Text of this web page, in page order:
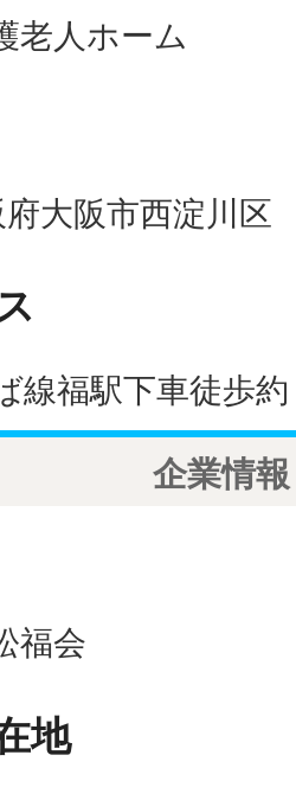
老人ホーム
大阪市西淀川区
線福駅下車徒歩
企業情報
福会
地